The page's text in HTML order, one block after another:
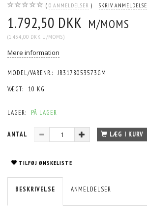
0 ANMELDELSER SKRIV ANMELDELSE
1.792,50 DKK M/MOMS
(1.434,00 DKK U/MOMS)
Mere information
MODEL/VARENR.: JR3178053573GM
VÆGT:
10 KG
LAGER: PÅ LAGER
ANTAL LÆG I KURV
TILFØJ ØNSKELISTE
BESKRIVELSE ANMELDELSER